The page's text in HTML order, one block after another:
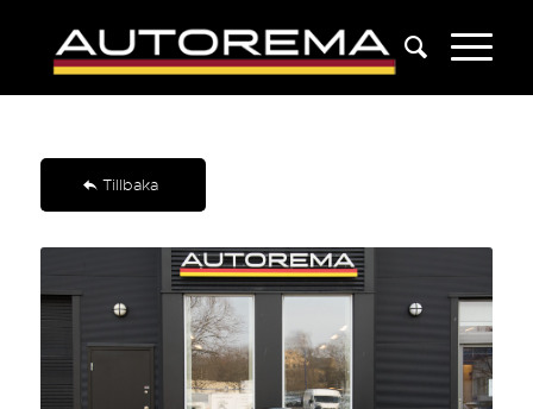
Tillbaka